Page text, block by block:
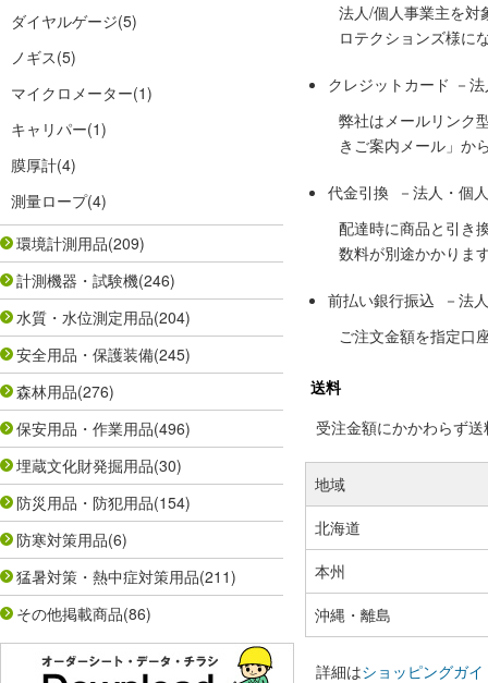
ダイヤルゲージ(5)
ノギス(5)
マイクロメーター(1)
キャリパー(1)
膜厚計(4)
測量ロープ(4)
環境計測用品(209)
計測機器・試験機(246)
水質・水位測定用品(204)
安全用品・保護装備(245)
森林用品(276)
保安用品・作業用品(496)
埋蔵文化財発掘用品(30)
防災用品・防犯用品(154)
防寒対策用品(6)
猛暑対策・熱中症対策用品(211)
その他掲載商品(86)
法人/個人事業主を対
ロテクションズ様に
クレジットカード －
弊社はメールリンク
きご案内メール」か
代金引換 －法人・個
配達時に商品と引き
数料が別途かかりま
前払い銀行振込 －法
ご注文金額を指定口
送料
受注金額にかかわらず
地域
北海道
本州
沖縄・離島
詳細はショッピングガイ